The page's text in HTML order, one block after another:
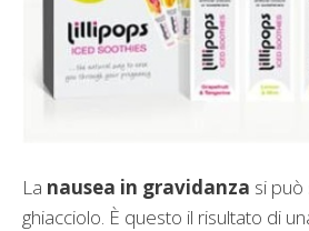
La nausea in gravidanza si può
ghiacciolo. È questo il risultato di